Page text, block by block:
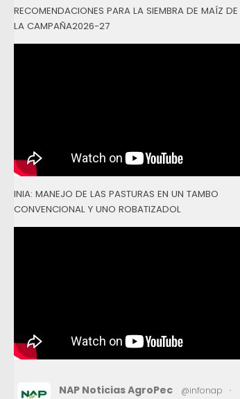
RECOMENDACIONES PARA LA SIEMBRA DE MAÍZ DE
LA CAMPAÑA2026-27
INIA: MANEJO DE LAS PASTURAS EN UN TAMBO
CONVENCIONAL Y UNO ROBATIZADOL
NAP Noticias AgroPec @infonap
·